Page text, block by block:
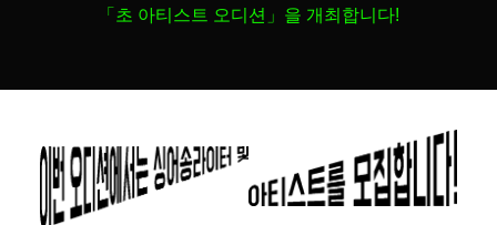
「초 아티스트 오디션」을 개최합니다!